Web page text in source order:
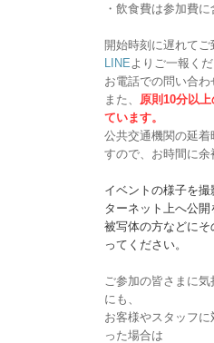
・飲食費は参加費に
開始時刻に遅れて
LINE よりご一報くだ
お電話での問い合わ
また、 原則10分以
ています。
公共交通機関の延
すので、お時間に余
イベントの様子を
ターネット上へ公開
被写体の方などに
ってください。
ご参加の皆さまに
にも、
お客様やスタッフ
った場合は